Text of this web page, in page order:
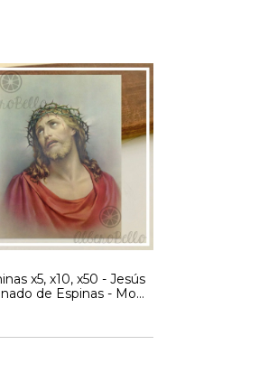
x5, x10, x50 - Jesús
de Espinas - Mod.